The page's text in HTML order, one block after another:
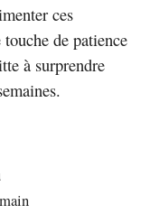
ces
de patience
à surprendre